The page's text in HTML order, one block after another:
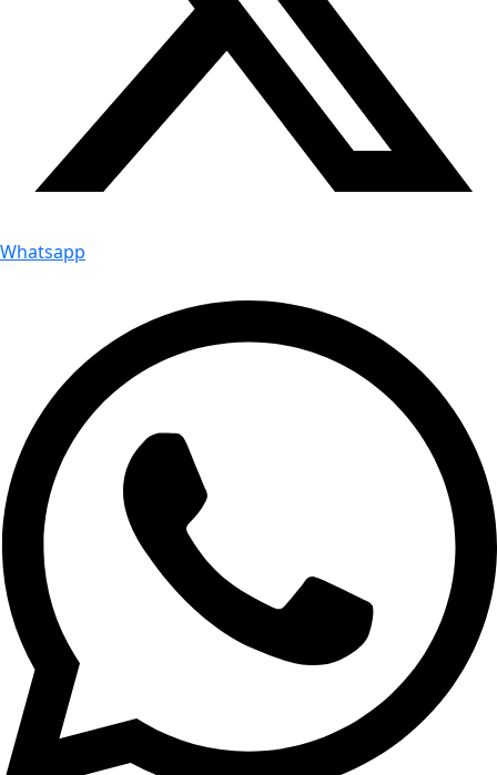
Whatsapp